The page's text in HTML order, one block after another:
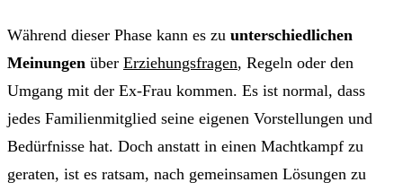
Während dieser Phase kann es zu unterschiedlichen
Meinungen über Erziehungsfragen, Regeln oder den
Umgang mit der Ex-Frau kommen. Es ist normal, dass
jedes Familienmitglied seine eigenen Vorstellungen und
Bedürfnisse hat. Doch anstatt in einen Machtkampf zu
geraten, ist es ratsam, nach gemeinsamen Lösungen zu